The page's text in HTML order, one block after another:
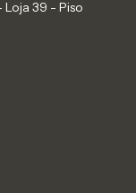
Loja 39 - Piso